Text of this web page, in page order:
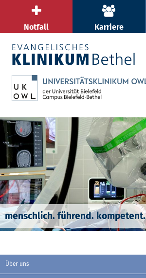
Notfall Karriere
menschlich. führend. kompetent.
Über uns